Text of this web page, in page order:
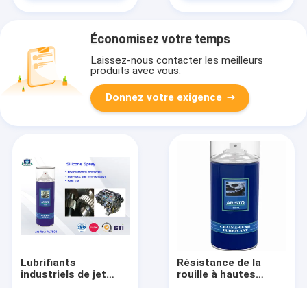
Économisez votre temps
Laissez-nous contacter les meilleurs
produits avec vous.
Donnez votre exigence
Lubrifiants
industriels de jet
Résistance de la
rouille à hautes